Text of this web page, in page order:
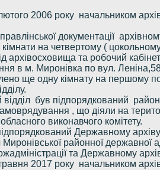
2006 року начальником
документації
на четвертому (
архівосховища та робочий
в м. Миронівка по вул.
ще одну кімнату на першому
був підпорядкований
, що діяли на
виконавчого комітету.
Державному архіву
районної державної
та Державному
2017 року начальником